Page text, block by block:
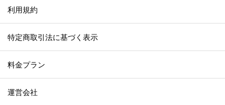
利用規約
特定商取引法に基づく表示
料金プラン
運営会社